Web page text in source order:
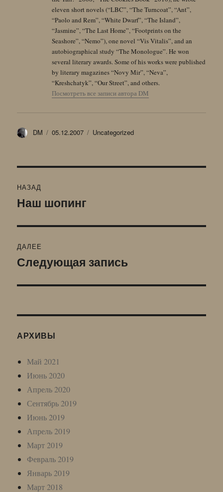
eleven short novels (“LBC”, “The Turncoat”, “Ant”,
“Paolo and Rem”, “White Dwarf”, “The Island”,
“Jasmine”, “The Last Home”, “Footprints on the
Seashore”, “Nemo”), one novel “Vis Vitalis”, and an
autobiographical study “The Monologue”. He won
several literary awards. Some of his works were published
by literary magazines “Novy Mir”, “Neva”,
“Kreshchatyk”, “Our Street”, and others.
Посмотреть все записи автора DM
Автор
DM Опубликовано
05.12.2007 Рубрики
Uncategorized
по
НАЗАД
Предыдущая
Наш шопинг
ДАЛЕЕ
Следующая
Следующая запись
АРХИВЫ
Май 2021
Июнь 2020
Апрель 2020
Сентябрь 2019
Июнь 2019
Апрель 2019
Март 2019
Февраль 2019
Январь 2019
Март 2018